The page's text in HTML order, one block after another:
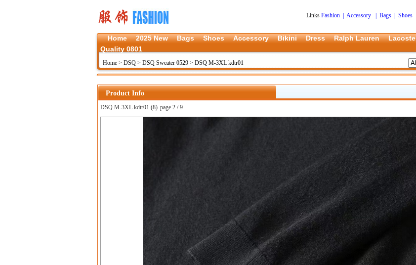
Links Fashion Accessory| Bags| Shoes
Home 2025 New Bags Shoes Accessory Bikini Dress Ralph Lauren Lacoste
Quality 0801
Home > DSQ > DSQ Sweater 0529 > DSQ M-3XL kdtr01
Product Info
DSQ M-3XL kdtr01 (8) page 2 / 9